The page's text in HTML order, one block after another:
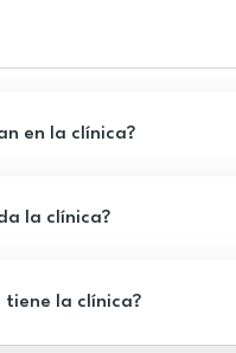
en la clínica?
la clínica?
tiene la clínica?